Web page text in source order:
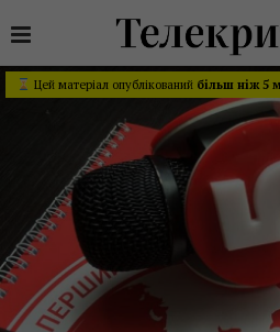
Цей матеріал опублікований більш ніж 5